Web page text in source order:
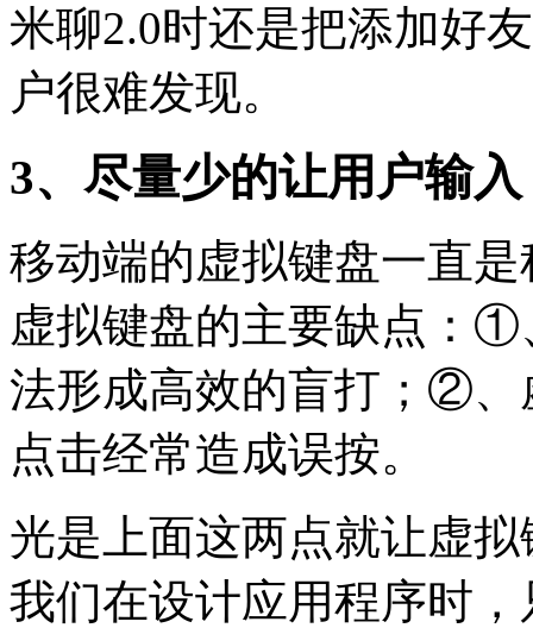
米聊2.0时还是把添加好
户很难发现。
3、尽量少的让用户输
移动端的虚拟键盘一直
虚拟键盘的主要缺点：①
法形成高效的盲打；②、
点击经常造成误按。
光是上面这两点就让虚
我们在设计应用程序时